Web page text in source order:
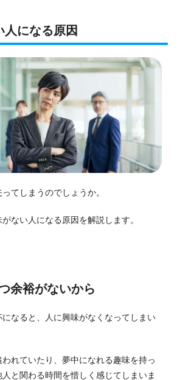
人になる原因
てしまうのでしょうか。
ない人になる原因を解説します。
余裕がないから
になると、人に興味がなくなってしまい
れていたり、夢中になれる趣味を持っ
と関わる時間を惜しく感じてしまいま